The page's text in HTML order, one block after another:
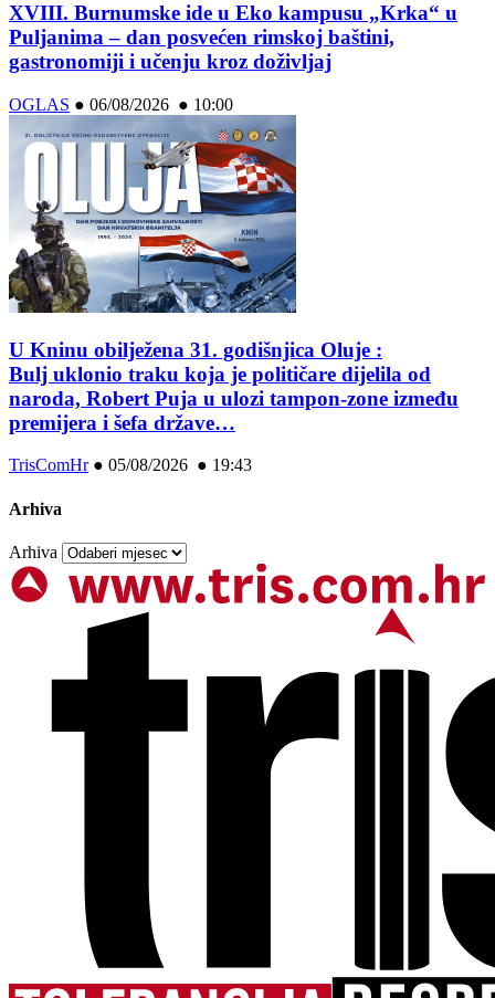
XVIII. Burnumske ide u Eko kampusu „Krka“ u
Puljanima – dan posvećen rimskoj baštini,
gastronomiji i učenju kroz doživljaj
OGLAS ● 06/08/2026 ● 10:00
U Kninu obilježena 31. godišnjica Oluje :
Bulj uklonio traku koja je političare dijelila od
naroda, Robert Puja u ulozi tampon-zone između
premijera i šefa države…
TrisComHr● 05/08/2026 ● 19:43
Arhiva
Arhiva